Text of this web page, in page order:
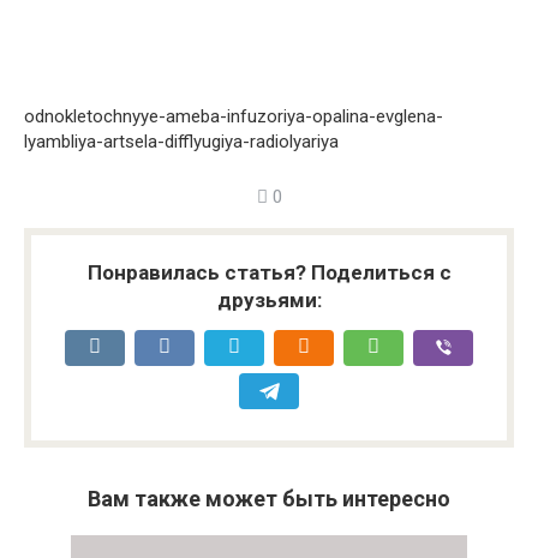
odnokletochnyye-ameba-infuzoriya-opalina-evglena-
lyambliya-artsela-difflyugiya-radiolyariya
0
Понравилась статья? Поделиться с
друзьями:
Вам также может быть интересно